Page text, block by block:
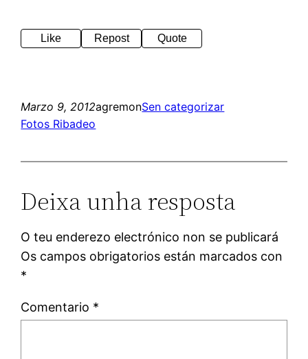
Like Repost Quote
Marzo 9, 2012agremonSen categorizar
Fotos Ribadeo
Deixa unha resposta
O teu enderezo electrónico non se publicará
Os campos obrigatorios están marcados con
*
Comentario *